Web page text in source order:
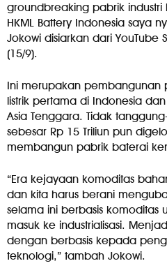
groundbreaking pabrik industri
HKML Battery Indonesia saya
Jokowi disiarkan dari YouTube
(15/9).
Ini merupakan pembangunan
listrik pertama di Indonesia
Asia Tenggara. Tidak
sebesar Rp 15 Triliun pun
membangun pabrik baterai
“Era kejayaan komoditas
dan kita harus berani
selama ini berbasis komoditas
masuk ke industrialisasi.
dengan berbasis kepada
teknologi,” tambah Jokowi.